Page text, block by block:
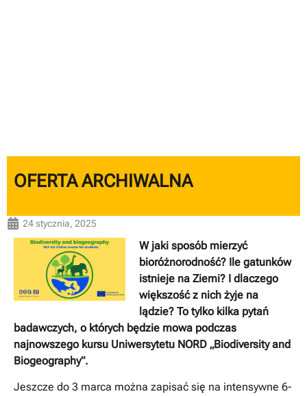
OFERTA ARCHIWALNA
24 stycznia, 2025
W jaki sposób mierzyć
bioróżnorodność? Ile gatunków
istnieje na Ziemi? I dlaczego
większość z nich żyje na
lądzie? To tylko kilka pytań
badawczych, o których będzie mowa podczas
najnowszego kursu Uniwersytetu NORD „Biodiversity and
Biogeography”.
Jeszcze do 3 marca można zapisać się na intensywne 6-